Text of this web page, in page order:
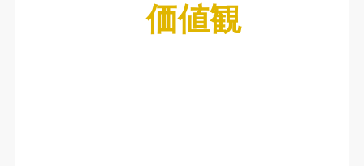
価値観